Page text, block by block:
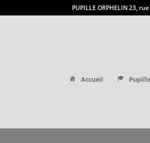
PUPILLE ORPHELIN 23,
Accueil